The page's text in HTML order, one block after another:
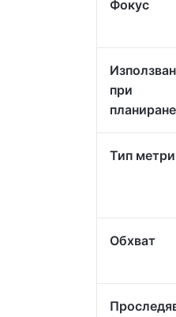
Фокус
при
Тип
Обхват